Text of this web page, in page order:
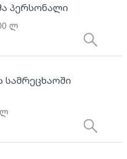
პერსონალი
ლ
სამრეცხაოში
ლ